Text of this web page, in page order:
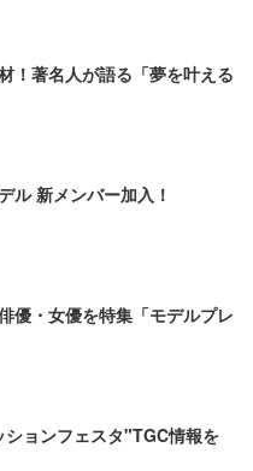
！著名人が語る「夢を叶える
ル 新メンバー加入！
優・女優を特集「モデルプレ
ョンフェスタ"TGC情報を